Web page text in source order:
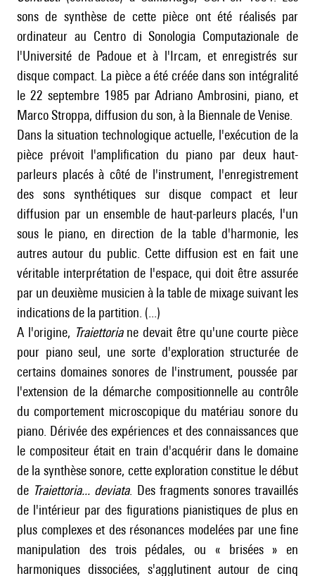
sons de synthèse de cette pièce ont été réalisés par
ordinateur au Centro di Sonologia Computazionale de
l'Université de Padoue et à l'Ircam, et enregistrés sur
disque compact. La pièce a été créée dans son intégralité
le 22 septembre 1985 par Adriano Ambrosini, piano, et
Marco Stroppa, diffusion du son, à la Biennale de Venise.
Dans la situation technologique actuelle, l'exécution de la
pièce prévoit l'amplification du piano par deux haut-
parleurs placés à côté de l'instrument, l'enregistrement
des sons synthétiques sur disque compact et leur
diffusion par un ensemble de haut-parleurs placés, l'un
sous le piano, en direction de la table d'harmonie, les
autres autour du public. Cette diffusion est en fait une
véritable interprétation de l'espace, qui doit être assurée
par un deuxième musicien à la table de mixage suivant les
indications de la partition. (...)
A l'origine, Traiettoriane devait être qu'une courte pièce
pour piano seul, une sorte d'exploration structurée de
certains domaines sonores de l'instrument, poussée par
l'extension de la démarche compositionnelle au contrôle
du comportement microscopique du matériau sonore du
piano. Dérivée des expériences et des connaissances que
le compositeur était en train d'acquérir dans le domaine
de la synthèse sonore, cette exploration constitue le début
de Traiettoria... deviata. Des fragments sonores travaillés
de l'intérieur par des figurations pianistiques de plus en
plus complexes et des résonances modelées par une fine
manipulation des trois pédales, ou « brisées » en
harmoniques dissociées, s'agglutinent autour de cinq